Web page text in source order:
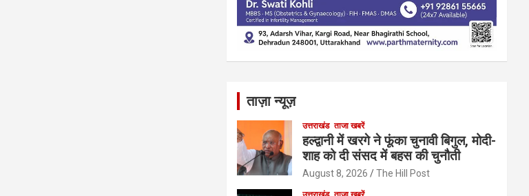
ताज़ा न्यूज़
उत्तराखंड ताजा खबरें
हल्द्वानी में खरगे ने फूंका चुनावी बिगुल, मोदी-
शाह को दी संसद में बहस की चुनौती
August 8, 2026 The Hill Post